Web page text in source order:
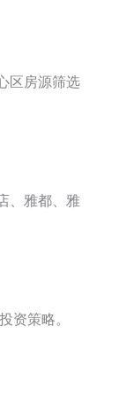
区房源筛选
、雅都、雅
资策略。